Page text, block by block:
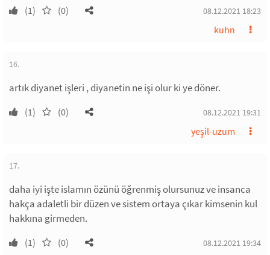
(1) (0) 08.12.2021 18:23
kuhn
16.
artık diyanet işleri , diyanetin ne işi olur ki ye döner.
(1) (0) 08.12.2021 19:31
yeşil-uzum
17.
daha iyi işte islamın özünü öğrenmiş olursunuz ve insanca
hakça adaletli bir düzen ve sistem ortaya çıkar kimsenin kul
hakkına girmeden.
(1) (0) 08.12.2021 19:34